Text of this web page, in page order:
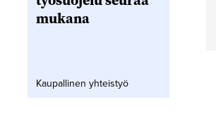
mukana
Kaupallinen yhteistyö